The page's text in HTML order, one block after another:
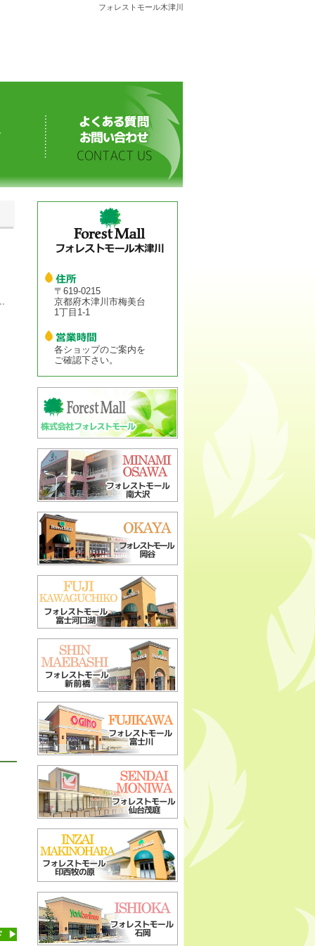
フォレストモール木津川
〒619-0215
京都府木津川市梅美台
1丁目1‐1
各ショップのご案内を
ご確認下さい。